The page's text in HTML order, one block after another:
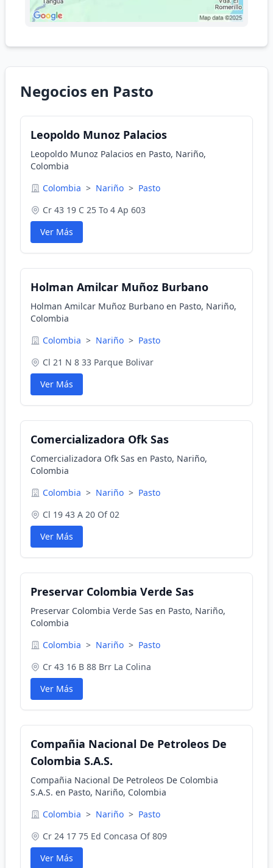
Negocios en Pasto
Leopoldo Munoz Palacios
Leopoldo Munoz Palacios en Pasto, Nariño,
Colombia
Colombia > Nariño > Pasto
Cr 43 19 C 25 To 4 Ap 603
Ver Más
Holman Amilcar Muñoz Burbano
Holman Amilcar Muñoz Burbano en Pasto, Nariño,
Colombia
Colombia > Nariño > Pasto
Cl 21 N 8 33 Parque Bolivar
Ver Más
Comercializadora Ofk Sas
Comercializadora Ofk Sas en Pasto, Nariño,
Colombia
Colombia > Nariño > Pasto
Cl 19 43 A 20 Of 02
Ver Más
Preservar Colombia Verde Sas
Preservar Colombia Verde Sas en Pasto, Nariño,
Colombia
Colombia > Nariño > Pasto
Cr 43 16 B 88 Brr La Colina
Ver Más
Compañia Nacional De Petroleos De
Colombia S.A.S.
Compañia Nacional De Petroleos De Colombia
S.A.S. en Pasto, Nariño, Colombia
Colombia > Nariño > Pasto
Cr 24 17 75 Ed Concasa Of 809
Ver Más